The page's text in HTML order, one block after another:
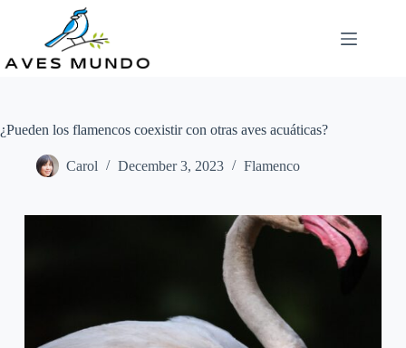
¿Pueden los flamencos coexistir con otras aves acuáticas?
Carol December 3, 2023 Flamenco